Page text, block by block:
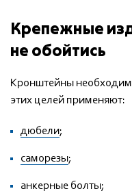
Крепежные
не обойтись
Кронштейны
этих целей применяют:
дюбели;
саморезы;
анкерные болты;